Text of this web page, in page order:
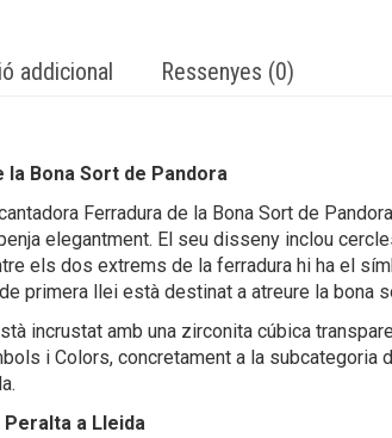
addicional Ressenyes (0)
la Bona Sort de Pandora
Ferradura de la Bona Sort de
elegantment. El seu disseny inclou
els dos extrems de la ferradura hi ha el
primera llei està destinat a atreure la bona
incrustat amb una zirconita cúbica
i Colors, concretament a la
a Lleida